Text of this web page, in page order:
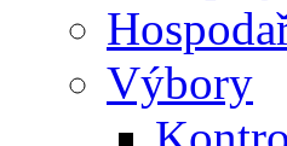
Výbory